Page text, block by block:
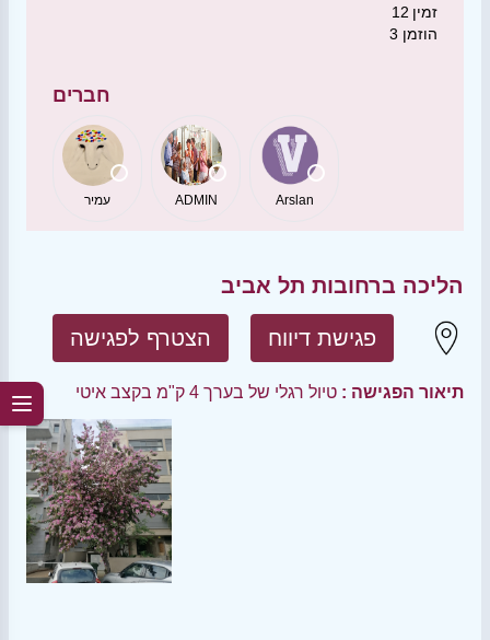
12 זמין
3 הוזמן
חברים
עמיר ADMIN Arslan
הליכה ברחובות תל אביב
הצטרף לפגישה פגישת דיווח
תיאור הפגישה : טיול רגלי של בערך 4 ק"מ בקצב איטי